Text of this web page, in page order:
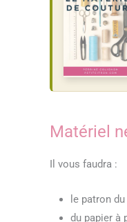
Matériel
Il vous faudra :
le patron
du papier à